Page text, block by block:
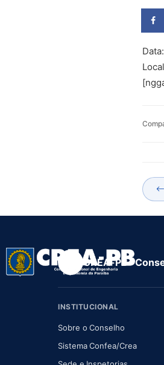
CREA-PB ·
INSTITUCIONAL
Sobre o Conselho(abre em
Sistema Confea/Crea(abre